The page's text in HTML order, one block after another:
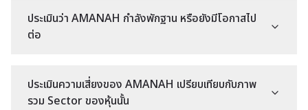
ประเมินว่า AMANAH กำลังพักฐาน หรือยังมีโอกาสไป
ต่อ
ประเมินความเสี่ยงของ AMANAH เปรียบเทียบกับภาพ
รวม Sector ของหุ้นนั้น